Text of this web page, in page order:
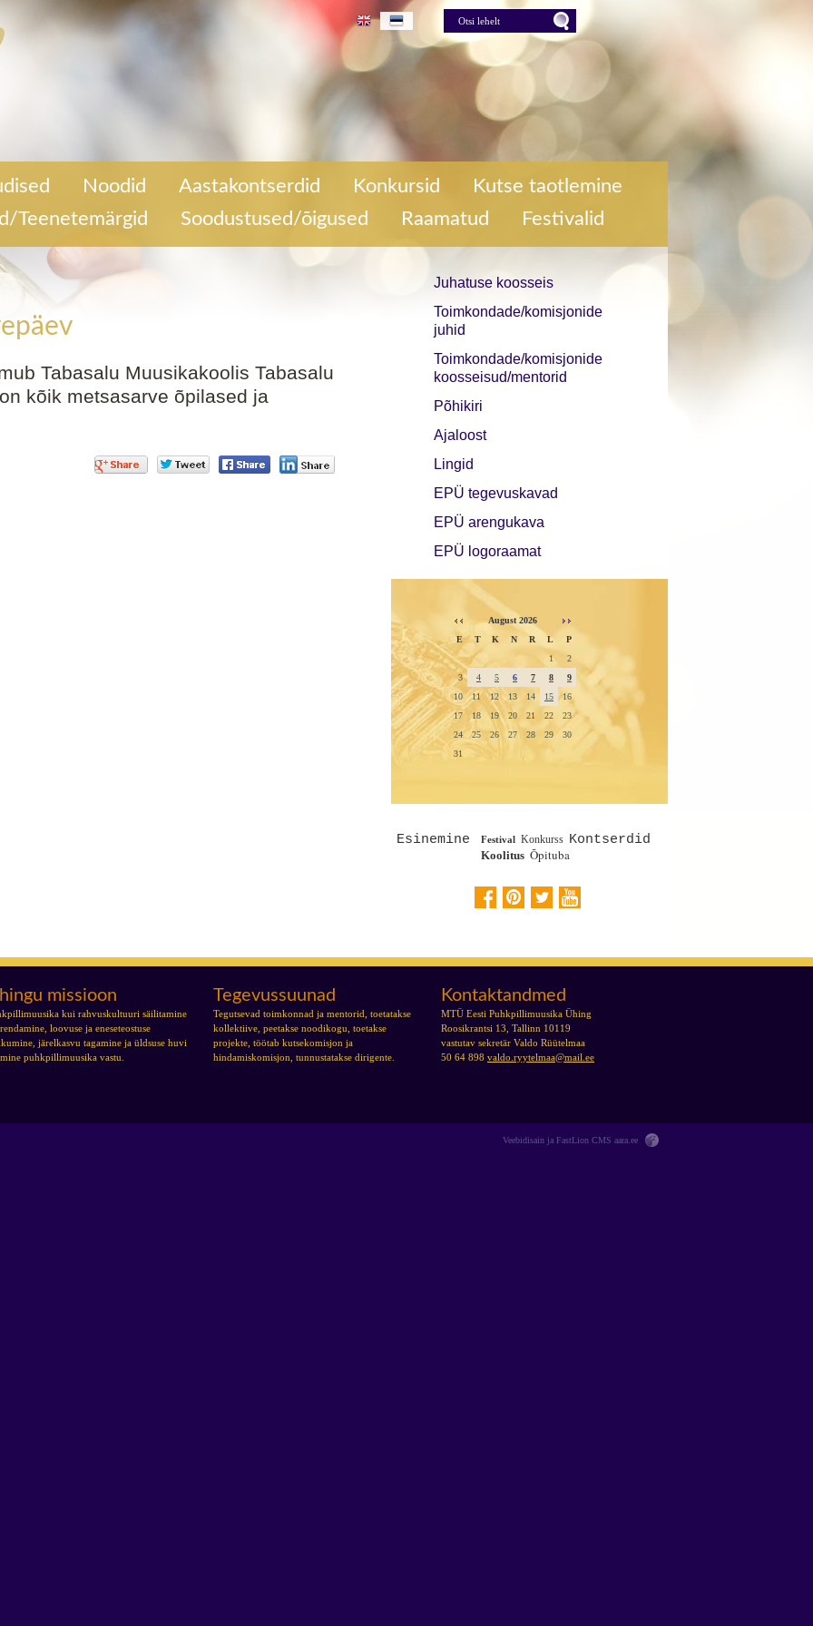
õpetajad.
Noodid Aastakontserdid Konkursid
Kutse taotlemine
Teenetemärgid Soodustused/õigused Raamatud Festivalid
Juhatuse koosseis
Toimkondade/komisjonide
juhid
Toimkondade/komisjonide
koosseisud/mentorid
Põhikiri
Ajaloost
Lingid
EPÜ tegevuskavad
EPÜ arengukava
EPÜ logoraamat
Tabasalu Muusikakoolis Tabasalu
kõik metsasarve õpilased ja
August 2026
E
T K N R L
P
1
2
3
4 5 6 7 8
9
10
11 12 13 14 15
16
17
18 19 20 21 22
23
24
25 26 27 28 29
30
31
Esinemine Festival Konkurss Kontserdid
Koolitus Õpituba
missioon
kui rahvuskultuuri säilitamine
loovuse ja eneseteostuse
järelkasvu tagamine ja üldsuse huvi
puhkpillimuusika vastu.
Tegevussuunad
Tegutsevad toimkonnad ja mentorid, toetatakse
kollektiive, peetakse noodikogu, toetakse
projekte, töötab kutsekomisjon ja
hindamiskomisjon, tunnustatakse dirigente.
Kontaktandmed
MTÜ Eesti Puhkpillimuusika Ühing
Roosikrantsi 13, Tallinn 10119
vastutav sekretär Valdo Rüütelmaa
50 64 898 valdo.ryytelmaa@mail.ee
Veebidisain ja FastLion CMS aara.ee